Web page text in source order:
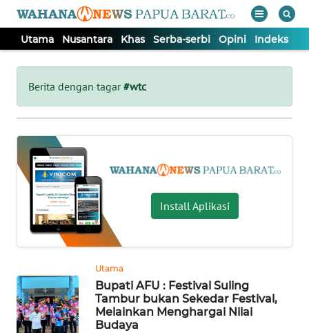
Utama Nusantara Khas Serba-serbi Opini Indeks
Berita dengan tagar#wtc
Install Aplikasi
Utama
Bupati AFU : Festival Suling
Tambur bukan Sekedar Festival,
Melainkan Menghargai Nilai
Budaya
Tutup
UTAMA
NUSANTARA
KHAS
SERBA-
SERBI
OPINI
Informasi